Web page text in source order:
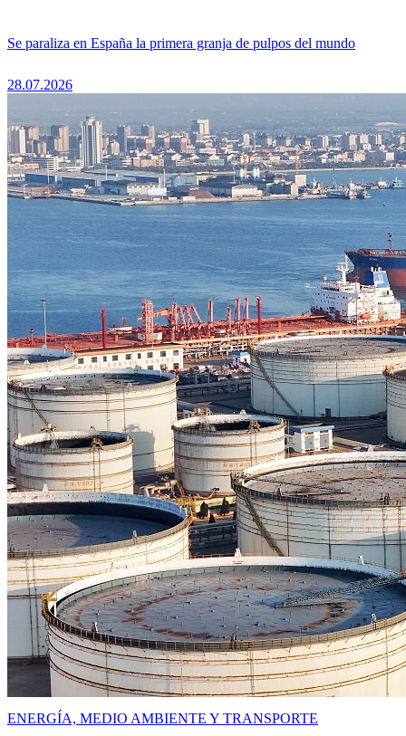
Se paraliza en España la primera granja de pulpos del mundo
28.07.2026
ENERGÍA, MEDIO AMBIENTE Y TRANSPORTE